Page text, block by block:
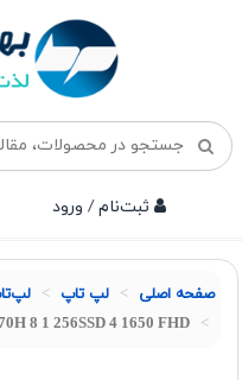
ثبت‌نام / ورود
صفحه اصلی لپ تاپ
8 1 256SSD 4 1650 FHD